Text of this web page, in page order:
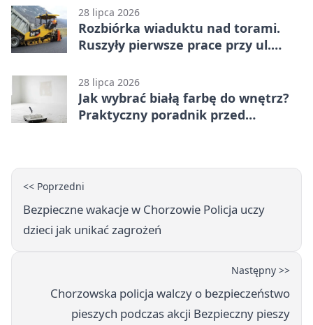
28 lipca 2026
Rozbiórka wiaduktu nad torami.
Ruszyły pierwsze prace przy ul.
28 lipca 2026
Jak wybrać białą farbę do wnętrz?
Praktyczny poradnik przed
<< Poprzedni
Bezpieczne wakacje w Chorzowie Policja uczy
dzieci jak unikać zagrożeń
Następny >>
Chorzowska policja walczy o bezpieczeństwo
pieszych podczas akcji Bezpieczny pieszy